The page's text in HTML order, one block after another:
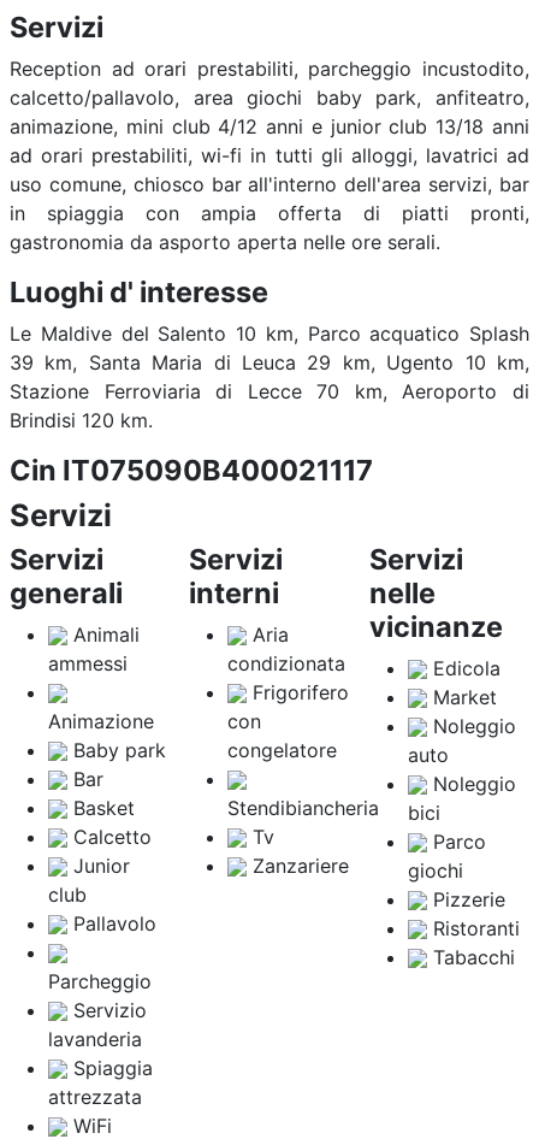
Servizi
Reception ad orari prestabiliti, parcheggio incustodito,
calcetto/pallavolo, area giochi baby park, anfiteatro,
animazione, mini club 4/12 anni e junior club 13/18 anni
ad orari prestabiliti, wi-fi in tutti gli alloggi, lavatrici ad
uso comune, chiosco bar all'interno dell'area servizi, bar
in spiaggia con ampia offerta di piatti pronti,
gastronomia da asporto aperta nelle ore serali.
Luoghi d' interesse
Le Maldive del Salento 10 km, Parco acquatico Splash
39 km, Santa Maria di Leuca 29 km, Ugento 10 km,
Stazione Ferroviaria di Lecce 70 km, Aeroporto di
Brindisi 120 km.
Cin IT075090B400021117
Servizi
Servizi
generali
Animali
ammessi
Animazione
Baby park
Bar
Basket
Calcetto
Junior
club
Pallavolo
Parcheggio
Servizio
lavanderia
Spiaggia
attrezzata
WiFi
Servizi
interni
Aria
condizionata
Frigorifero
con
congelatore
Stendibiancheria
Tv
Zanzariere
Servizi
nelle
vicinanze
Edicola
Market
Noleggio
auto
Noleggio
bici
Parco
giochi
Pizzerie
Ristoranti
Tabacchi